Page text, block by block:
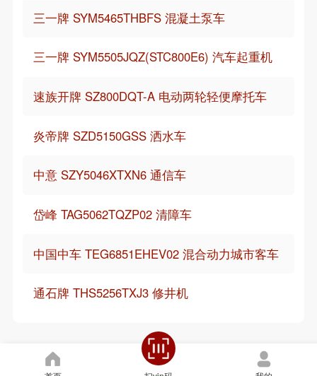
三一牌 SYM5465THBFS 混凝土泵车
三一牌 SYM5505JQZ(STC800E6) 汽车起重机
速族开牌 SZ800DQT-A 电动两轮轻便摩托车
炎帝牌 SZD5150GSS 洒水车
中意 SZY5046XTXN6 通信车
岱峰 TAG5062TQZP02 清障车
中国中车 TEG6851EHEV02 混合动力城市客车
通石牌 THS5256TXJ3 修井机